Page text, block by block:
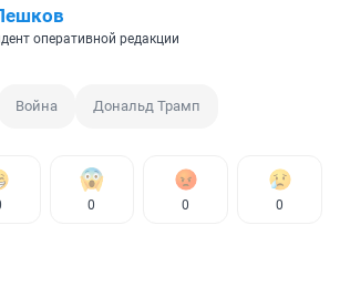
оперативной редакции
Война Дональд Трамп
0 0 0